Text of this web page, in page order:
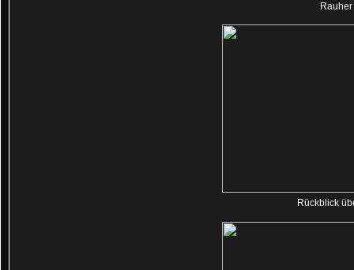
Rückblick